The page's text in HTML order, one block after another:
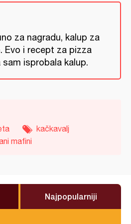
za nagradu, kalup za
Evo i recept za pizza
isprobala kalup.
kačkavalj
mafini
Najpopularniji